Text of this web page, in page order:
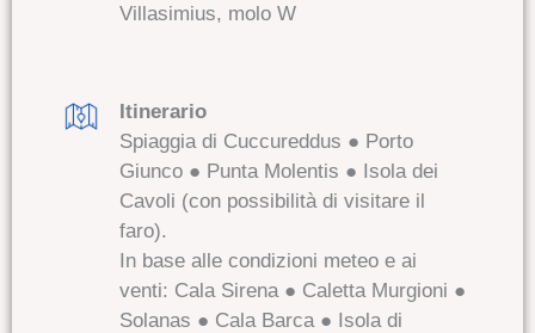
Villasimius, molo W
Itinerario
Spiaggia di Cuccureddus ● Porto
Giunco ● Punta Molentis ● Isola dei
Cavoli (con possibilità di visitare il
faro).
In base alle condizioni meteo e ai
venti: Cala Sirena ● Caletta Murgioni ●
Solanas ● Cala Barca ● Isola di